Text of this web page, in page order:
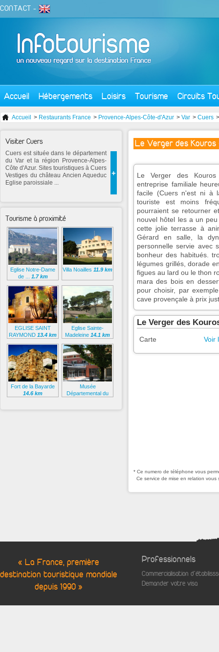
CONTACT -
Accueil Hébergements Loisirs Tourisme Circuits
Accueil > Restaurants France > Provence-Alpes-Côte-d'Azur > Var > Cuers
Le Verger des
Le Verger des Kouros
entreprise familiale
facile (Cuers n'est ni à
touriste est moins
pourraient se retourner
nouvel hôtel les a un
cette jolie terrasse à
Gérard en salle, la
personnelle servie avec
bonheur des habitués.
légumes grillés, dorade
figues au lard ou le thon
mara des bois en
pour choisir, par
cave provençale à prix
Le Verger des
Carte Voir
* Ce numero de téléphone vous
Ce service de mise en relation
Visiter Cuers
+
Cuers est située dans le département
du Var et la région Provence-Alpes-
Côte d'Azur. Sites touristiques à Cuers
Vestiges du château Ancien Aqueduc
Eglise paroissiale ...
Tourisme à proximité
Eglise Notre-Dame
de ... 1.7 km
Villa Noailles 11.9 km
EGLISE SAINT
RAYMOND 13.4 km
Eglise Sainte-
Madeleine 14.1 km
Fort de la Bayarde
14.6 km
Musée
Départemental du
« La France, première
destination touristique mondiale
depuis 1990 »
Professionnels
Commercialisation
Demander votre visa